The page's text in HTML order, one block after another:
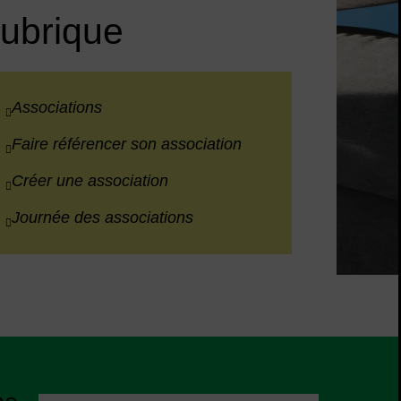
Associations
Faire référencer son association
Créer une association
Journée des associations